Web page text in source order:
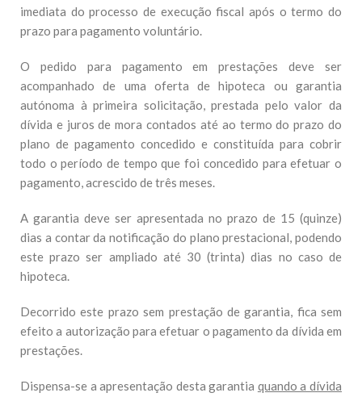
imediata do processo de execução fiscal após o termo do
prazo para pagamento voluntário.
O pedido para pagamento em prestações deve ser
acompanhado de uma oferta de hipoteca ou garantia
autónoma à primeira solicitação, prestada pelo valor da
dívida e juros de mora contados até ao termo do prazo do
plano de pagamento concedido e constituída para cobrir
todo o período de tempo que foi concedido para efetuar o
pagamento, acrescido de três meses.
A garantia deve ser apresentada no prazo de 15 (quinze)
dias a contar da notificação do plano prestacional, podendo
este prazo ser ampliado até 30 (trinta) dias no caso de
hipoteca.
Decorrido este prazo sem prestação de garantia, fica sem
efeito a autorização para efetuar o pagamento da dívida em
prestações.
Dispensa-se a apresentação desta garantia quando a dívida